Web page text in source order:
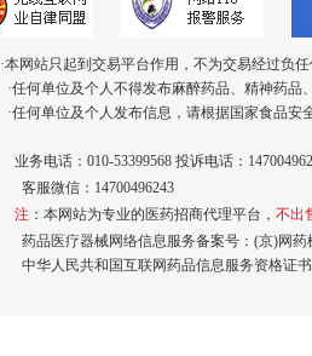
·本网站只起到交易平台作用，不为交易经过负
·任何单位及个人不得发布麻醉药品、精神药
·任何单位及个人发布信息，请根据国家食品
业务电话：010-53399568 投诉电话：
客服微信：14700496243
注 ：本网站为专业的医药招商代理平台， 不出
药品医疗器械网络信息服务备案号：(京)网
中华人民共和国互联网药品信息服务资格证